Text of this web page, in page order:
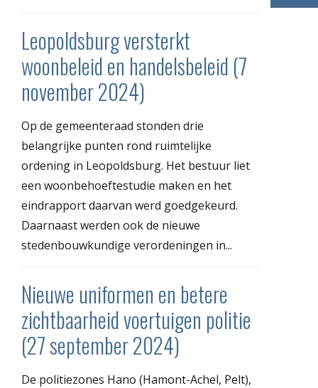
Leopoldsburg versterkt
woonbeleid en handelsbeleid (7
november 2024)
Op de gemeenteraad stonden drie
belangrijke punten rond ruimtelijke
ordening in Leopoldsburg. Het bestuur liet
een woonbehoeftestudie maken en het
eindrapport daarvan werd goedgekeurd.
Daarnaast werden ook de nieuwe
stedenbouwkundige verordeningen in...
Nieuwe uniformen en betere
zichtbaarheid voertuigen politie
(27 september 2024)
De politiezones Hano (Hamont-Achel, Pelt),